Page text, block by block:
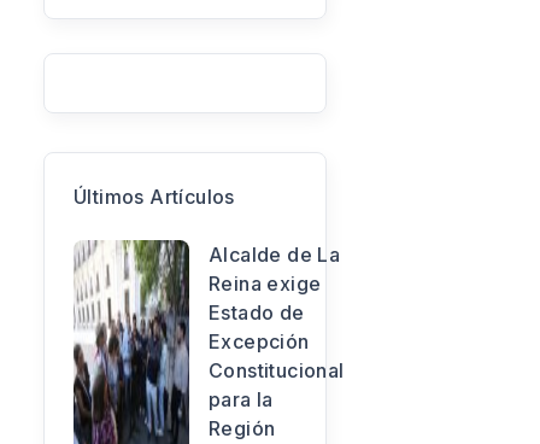
Últimos Artículos
Alcalde de La
Reina exige
Estado de
Excepción
Constitucional
para la
Región